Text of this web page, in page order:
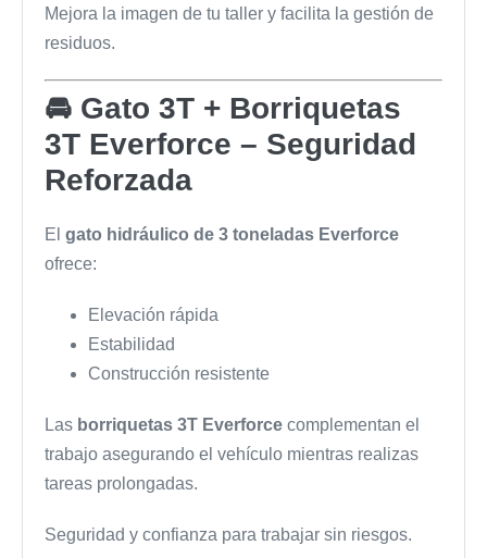
Mejora la imagen de tu taller y facilita la gestión de
residuos.
🚘 Gato 3T + Borriquetas
3T Everforce – Seguridad
Reforzada
El gato hidráulico de 3 toneladas Everforce
ofrece:
Elevación rápida
Estabilidad
Construcción resistente
Las borriquetas 3T Everforce complementan el
trabajo asegurando el vehículo mientras realizas
tareas prolongadas.
Seguridad y confianza para trabajar sin riesgos.